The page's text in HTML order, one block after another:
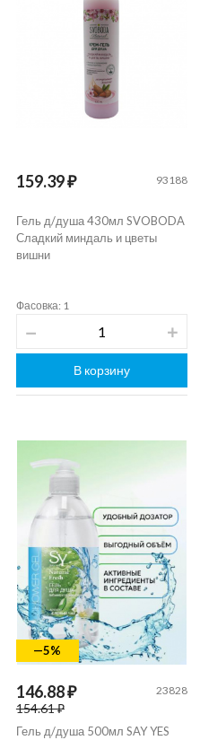
159.39 ₽ 93188
Гель д/душа 430мл SVOBODA
Сладкий миндаль и цветы
вишни
Фасовка: 1
В корзину
—5%
146.88 ₽
154.61 ₽
23828
Гель д/душа 500мл SAY YES